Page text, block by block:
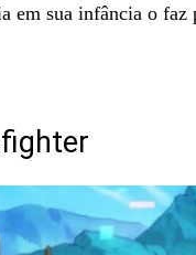
em sua infância o